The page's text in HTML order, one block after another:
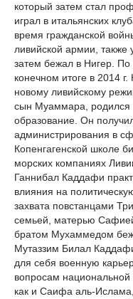
который затем стал
играл в итальянских
время гражданской
ливийской армии, также
затем бежал в Нигер.
конечном итоге в 2014
новому ливийскому
сын Муаммара, родился
образование. Он
администрирования в
Копенгагенской школе
морских компаниях
Ганнибал Каддафи
влияния на
захвата повстанцами
семьей, матерью
братом Мухаммедом
Мутаззим Билал
для себя военную
вопросам
как и Саифа аль-